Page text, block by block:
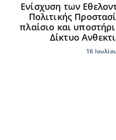
Ενίσχυση των
Πολιτικής
πλαίσιο και
Δίκτυο
16